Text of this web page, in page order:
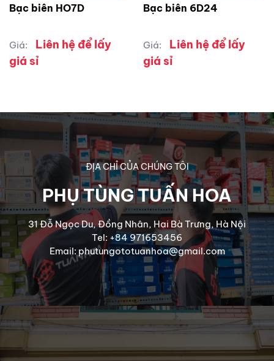
Bạc biên HO7D
Giá:
Liên hệ để lấy
giá sỉ
Bạc biên 6D24
Giá:
Liên hệ để lấy
giá sỉ
ĐỊA CHỈ CỦA CHÚNG TÔI
PHỤ TÙNG TUẤN HOA
31 Đỗ Ngọc Du, Đồng Nhân, Hai Bà Trưng, Hà Nội
Tel: +84 971653456
Email: phutungototuanhoa@gmail.com